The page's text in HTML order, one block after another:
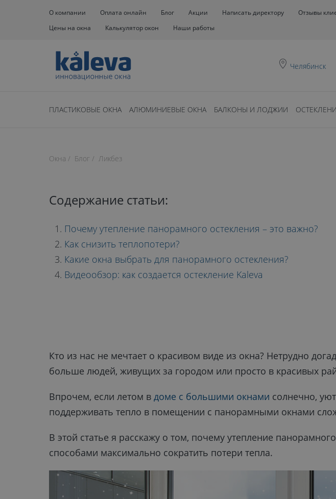
О компании Оплата онлайн Блог Акции Написать директору
Отзывы
Цены на окна
Калькулятор окон Наши работы
Челябинск
ПЛАСТИКОВЫЕ ОКНА АЛЮМИНИЕВЫЕ ОКНА БАЛКОНЫ И ЛОДЖИИ
время чтения: 23 минут
КАКИЕ ОКНА
ВЫБРАТЬ ДЛЯ
ПАНОРАМНОГО
Окна Блог Ликбез
Содержание статьи:
Почему утепление панорамного остекления – это важно?
Как снизить теплопотери?
Какие окна выбрать для панорамного остекления?
Видеообзор: как создается остекление Kaleva
Кто из нас не мечтает о красивом виде из окна? Нетрудно
больше людей, живущих за городом или просто в красивых
Впрочем, если летом в доме с большими окнами солнечно,
поддерживать тепло в помещении с панорамными окнами
В этой статье я расскажу о том, почему утепление
способами максимально сократить потери тепла.